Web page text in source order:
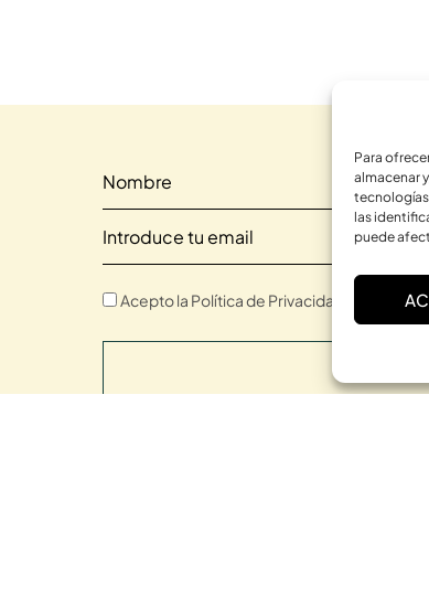
Para
almacenar
las
puede
Acepto la Política de Privacidad.